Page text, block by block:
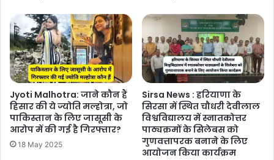
Jyoti Malhotra: ​​जाने कौन हैं
हिसार की ये ज्योति मल्होत्रा, जो
पाकिस्तान के लिए जासूसी के
आरोप में की गई है गिरफ्तार?
18 May 2025
Sirsa News : हरियाणा के
सिरसा में स्थित चौधरी देवीलाल
विश्वविद्यालय में स्नातकोत्तर
पाठ्यक्रमों के सिलेबस को
गुणवत्तापरक बनाने के लिए
आयोजन किया कार्यक्रम